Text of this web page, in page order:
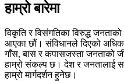
हाम्रो बारेमा
विकृति र विसंगतिका विरुद्ध जनताको
आएका छौं। संविधानले दिएको
गाँस, बास र कपासजस्ता जनताको
हाम्रो संकल्प छ। देश र जनतालाई
हाम्रो मार्गदर्शन हुनेछ।